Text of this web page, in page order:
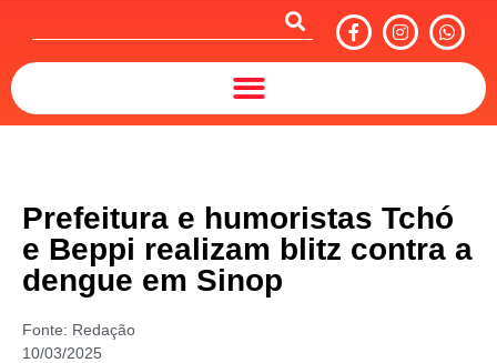
Prefeitura e humoristas Tchó
e Beppi realizam blitz contra a
dengue em Sinop
Fonte: Redação
10/03/2025